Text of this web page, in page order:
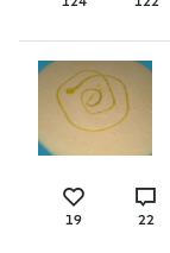
19 22